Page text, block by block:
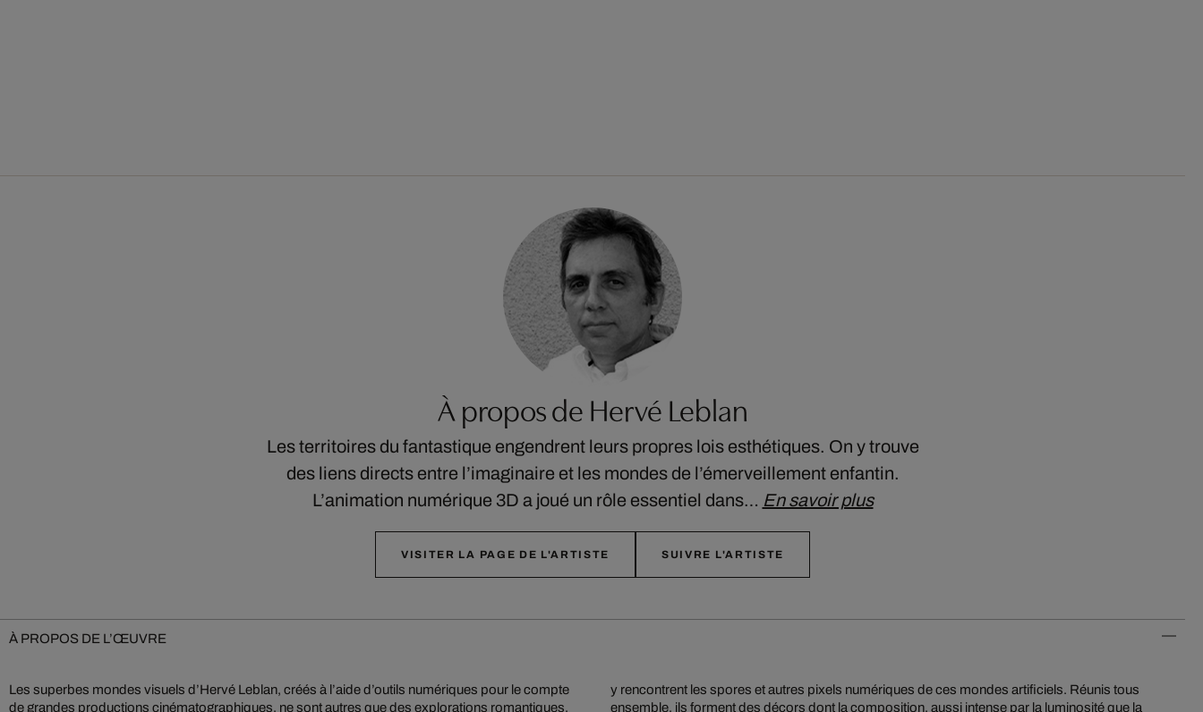
À propos de Hervé Leblan
Les territoires du fantastique engendrent leurs propres lois esthétiques. On y trouve
des liens directs entre l’imaginaire et les mondes de l’émerveillement enfantin.
L’animation numérique 3D a joué un rôle essentiel dans… En savoir plus
VISITER LA PAGE DE L'ARTISTE SUIVRE L'ARTISTE
À PROPOS DE L’ŒUVRE
Les superbes mondes visuels d’Hervé Leblan, créés à l’aide d’outils numériques pour le compte
de grandes productions cinématographiques, ne sont autres que des explorations romantiques,
y rencontrent les spores et autres pixels numériques de ces mondes artificiels. Réunis tous
ensemble, ils forment des décors dont la composition, aussi intense par la luminosité que la